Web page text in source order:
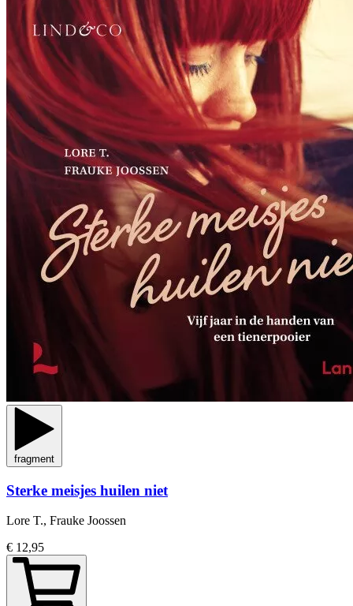
fragment
Sterke meisjes huilen niet
Lore T., Frauke Joossen
€ 12,95